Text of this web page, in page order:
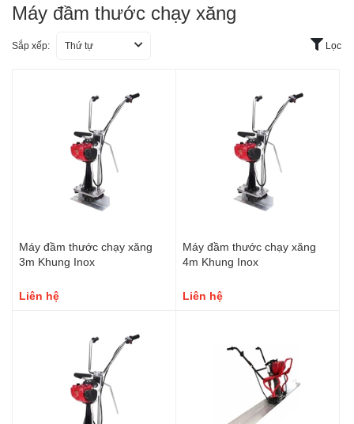
Máy đầm thước chạy xăng
Sắp xếp: Thứ tự Lọc
Máy đầm thước chạy xăng
3m Khung Inox
Liên hệ
Máy đầm thước chạy xăng
4m Khung Inox
Liên hệ